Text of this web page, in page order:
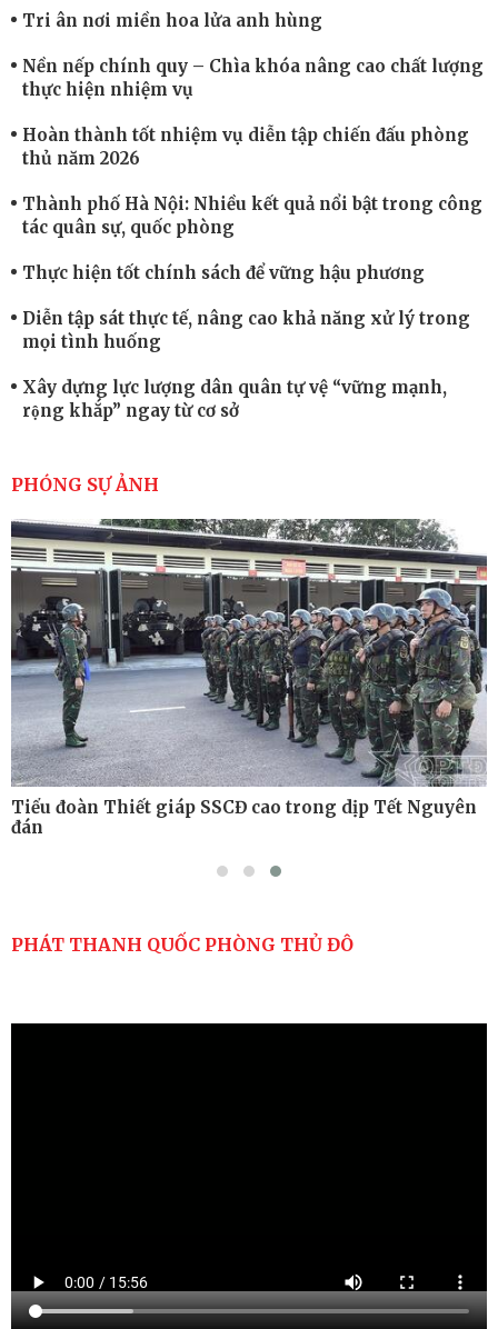
Tri ân nơi miền hoa lửa anh hùng
Nền nếp chính quy – Chìa khóa nâng cao chất lượng
thực hiện nhiệm vụ
Hoàn thành tốt nhiệm vụ diễn tập chiến đấu phòng
thủ năm 2026
Thành phố Hà Nội: Nhiều kết quả nổi bật trong công
tác quân sự, quốc phòng
Thực hiện tốt chính sách để vững hậu phương
Diễn tập sát thực tế, nâng cao khả năng xử lý trong
mọi tình huống
Xây dựng lực lượng dân quân tự vệ “vững mạnh,
rộng khắp” ngay từ cơ sở
cao sức mạnh chiến đấu
Tiểu đoàn Thiết giáp hoàn thành tốt diễn tập chiến
thuật có bắn đạn thật
Nơi sinh viên rèn ý trí, luyện kỹ năng
PHÓNG SỰ ẢNH
Tiểu đoàn Thiết giáp SSCĐ cao trong dịp Tết Nguyên
đán
PHÁT THANH QUỐC PHÒNG THỦ ĐÔ